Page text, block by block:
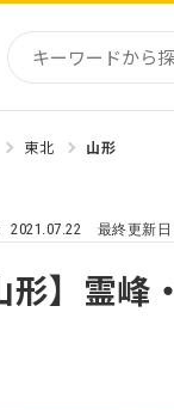
東北 山形
2021.07.22 最終更新
形】霊峰